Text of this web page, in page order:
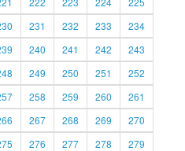
231 232 233
234
240 241 242
243
249 250 251
252
258 259 260
261
267 268 269
270
276 277 278
279